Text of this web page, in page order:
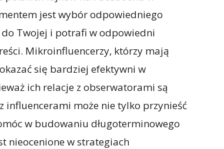
jest wybór odpowiedniego
Twojej i potrafi w odpowiedni
Mikroinfluencerzy, którzy mają
się bardziej efektywni w
ich relacje z obserwatorami są
influencerami może nie tylko przynieść
w budowaniu długoterminowego
nieocenione w strategiach